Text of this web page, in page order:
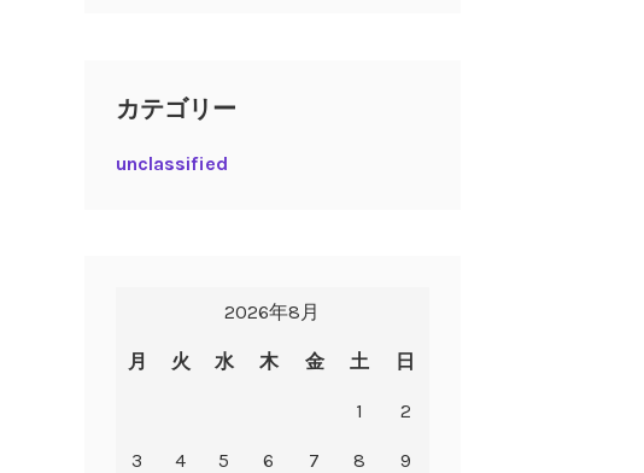
カテゴリー
unclassified
2026年8月
月 火 水 木 金 土 日
1 2
3 4 5 6 7 8 9